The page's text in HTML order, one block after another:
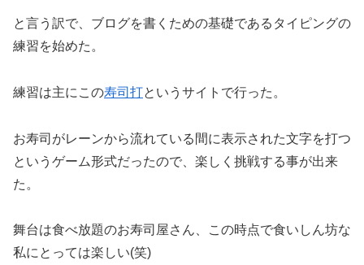
と言う訳で、ブログを書くための基礎であるタイピングの
練習を始めた。
練習は主にこの寿司打というサイトで行った。
お寿司がレーンから流れている間に表示された文字を打つ
というゲーム形式だったので、楽しく挑戦する事が出来
た。
舞台は食べ放題のお寿司屋さん、この時点で食いしん坊な
私にとっては楽しい(笑)